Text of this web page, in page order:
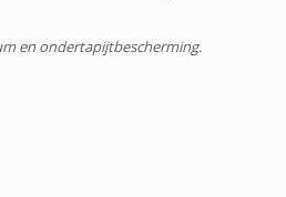
en ondertapijtbescherming.